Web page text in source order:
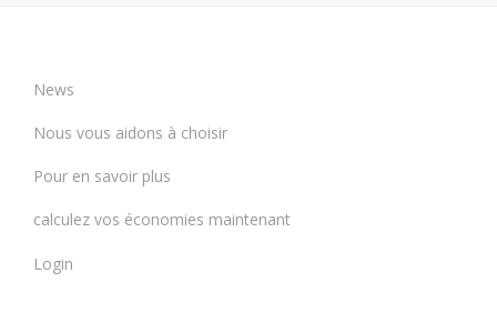
News
Nous vous aidons à choisir
Pour en savoir plus
calculez vos économies maintenant
Login